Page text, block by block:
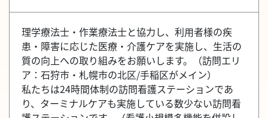
理学療法士・作業療法士と協力し、利用者様の疾
患・障害に応じた医療・介護ケアを実施し、生活の
質の向上への取り組みをお願いします。（訪問エリ
ア：石狩市・札幌市の北区/手稲区がメイン）
私たちは24時間体制の訪問看護ステーションであ
り、ターミナルケアも実施している数少ない訪問看